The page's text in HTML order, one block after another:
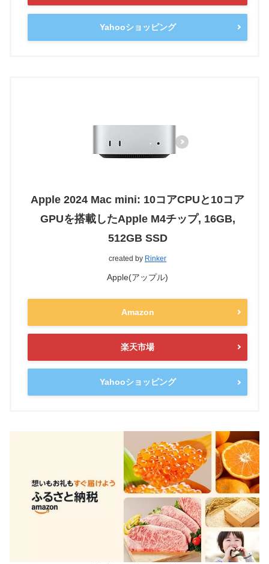
Yahooショッピング
Apple 2024 Mac mini: 10コアCPUと10コア
GPUを搭載したApple M4チップ, 16GB,
512GB SSD
created by Rinker
Apple(アップル)
Amazon
楽天市場
Yahooショッピング